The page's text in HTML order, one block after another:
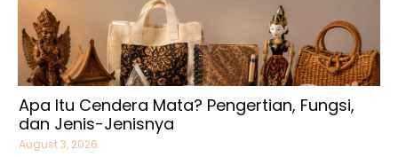
Apa Itu Cendera Mata? Pengertian, Fungsi,
dan Jenis-Jenisnya
August 3, 2026